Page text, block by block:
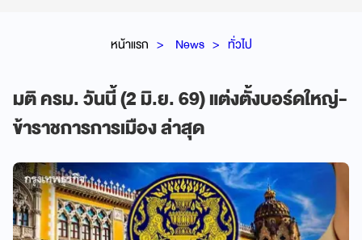
หน้าแรก News ทั่วไป
มติ ครม. วันนี้ (2 มิ.ย. 69) แต่งตั้งบอร์ดใหญ่-
ข้าราชการการเมือง ล่าสุด